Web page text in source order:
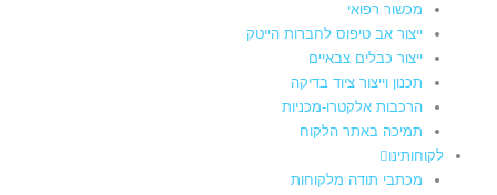
מכשור רפואי
ייצור אב טיפוס לחברות הייטק
ייצור כבלים צבאיים
תכנון וייצור ציוד בדיקה
הרכבות אלקטרו-מכניות
תמיכה באתר הלקוח
לקוחותינו
מכתבי תודה מלקוחות